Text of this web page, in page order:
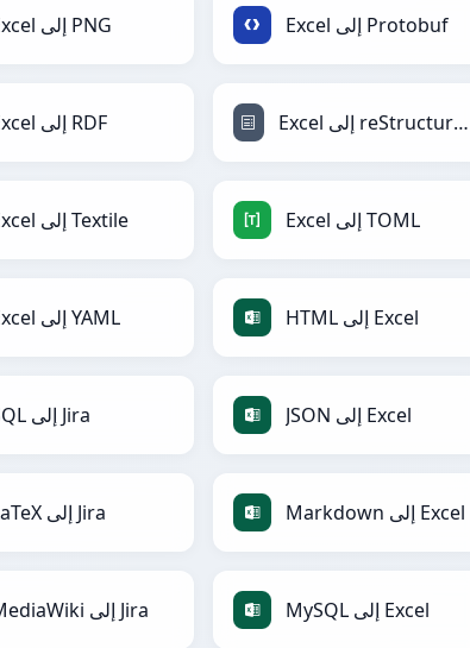
Excel إلى PNG Excel إلى Protobuf
Excel إلى RDF Excel إلى reStructuredText
Excel إلى Textile Excel إلى TOML
Excel إلى YAML HTML إلى Excel
SQL إلى Jira JSON إلى Excel
LaTeX إلى Jira Markdown إلى Excel
MediaWiki إلى Jira MySQL إلى Excel